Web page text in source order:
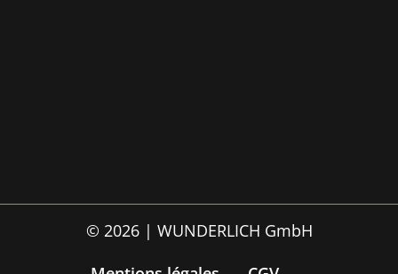
© 2026 | WUNDERLICH GmbH